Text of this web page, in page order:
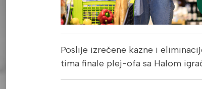
Poslije izrečene kazne i
tima finale plej-ofa sa Halom